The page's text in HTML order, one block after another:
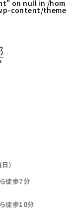
on null in /hom
content/theme
）
徒歩7分
徒歩10分